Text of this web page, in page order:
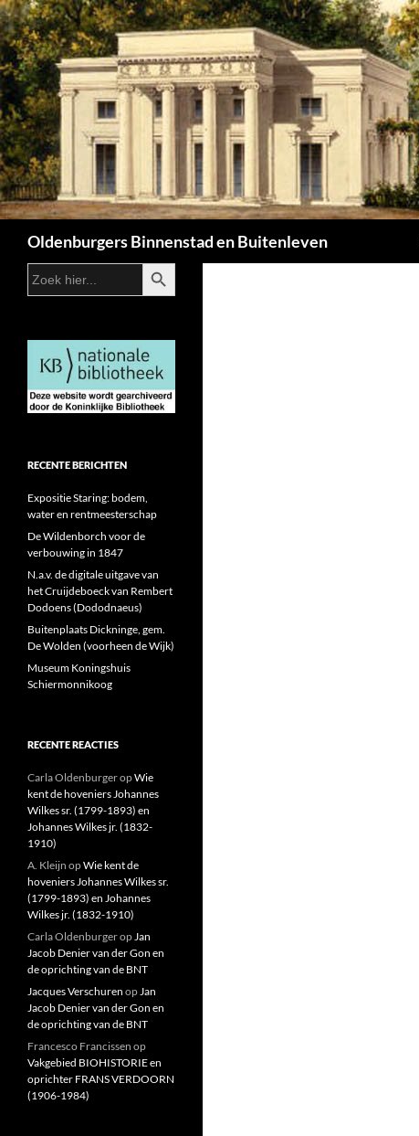
Oldenburgers Binnenstad en Buitenleven
Zoek
naar:
ZOEKKNOP
RECENTE BERICHTEN
Expositie Staring: bodem,
water en rentmeesterschap
De Wildenborch voor de
verbouwing in 1847
N.a.v. de digitale uitgave van
het Cruijdeboeck van Rembert
Dodoens (Dododnaeus)
Buitenplaats Dickninge, gem.
De Wolden (voorheen de Wijk)
Museum Koningshuis
Schiermonnikoog
RECENTE REACTIES
Carla OldenburgeropWie
kent de hoveniers Johannes
Wilkes sr. (1799-1893) en
Johannes Wilkes jr. (1832-
1910)
A. Kleijn opWie kent de
hoveniers Johannes Wilkes sr.
(1799-1893) en Johannes
Wilkes jr. (1832-1910)
Carla Oldenburgerop Jan
Jacob Denier van der Gon en
de oprichting van de BNT
Jacques Verschuren op Jan
Jacob Denier van der Gon en
de oprichting van de BNT
Francesco Francissen op
Vakgebied BIOHISTORIE en
oprichter FRANS VERDOORN
(1906-1984)